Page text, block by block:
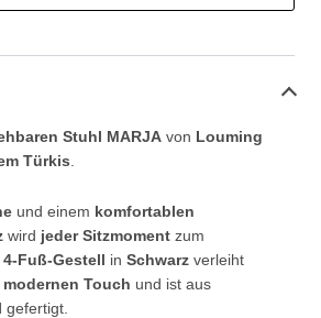
Stuhl MARJA von Louming
Türkis
und einem komfortablen
wird jeder Sitzmoment zum
4-Fuß-Gestell in Schwarz verleiht
modernen Touch und ist aus
gefertigt.